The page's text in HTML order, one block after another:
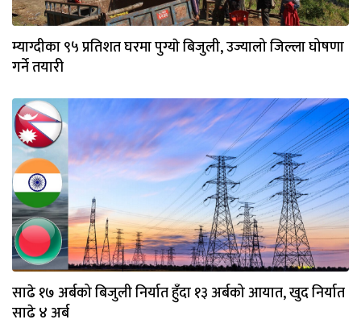
म्याग्दीका ९५ प्रतिशत घरमा पुग्याे बिजुली, उज्यालो जिल्ला घोषणा
गर्ने तयारी
साढे १७ अर्बको बिजुली निर्यात हुँदा १३ अर्बको आयात, खुद निर्यात
साढे ४ अर्ब